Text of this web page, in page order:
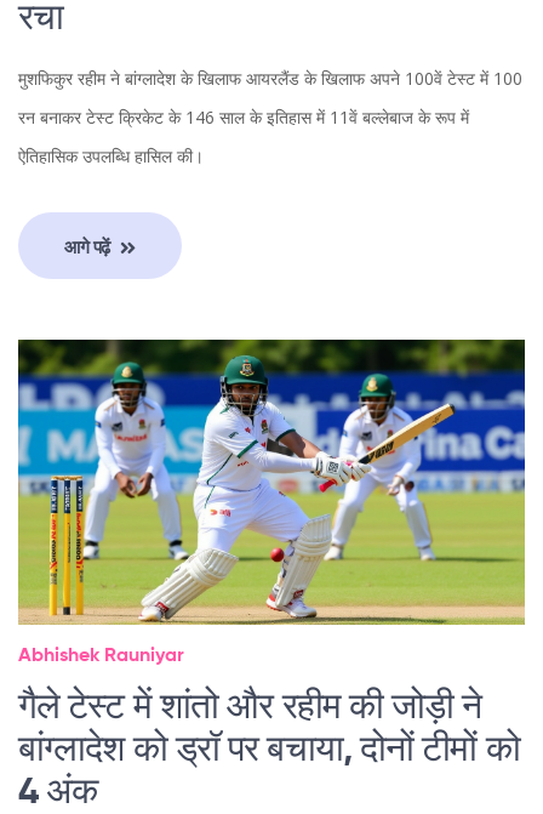
रचा
मुशफिकुर रहीम ने बांग्लादेश के खिलाफ आयरलैंड के खिलाफ अपने 100वें टेस्ट में 100
रन बनाकर टेस्ट क्रिकेट के 146 साल के इतिहास में 11वें बल्लेबाज के रूप में
ऐतिहासिक उपलब्धि हासिल की।
आगे पढ़ें
Abhishek Rauniyar
गैले टेस्ट में शांतो और रहीम की जोड़ी ने
बांग्लादेश को ड्रॉ पर बचाया, दोनों टीमों को
4 अंक